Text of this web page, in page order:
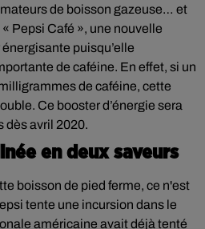
de boisson gazeuse… et
Pepsi Café », une nouvelle
puisqu’elle
de caféine. En effet, si un
de caféine, cette
Ce booster d’énergie sera
dès avril 2020.
en deux saveurs
boisson de pied ferme, ce n'est
tente une incursion dans le
américaine avait déjà tenté